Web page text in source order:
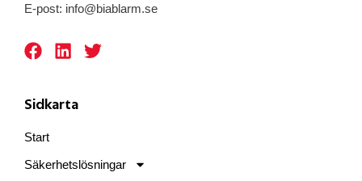
E-post: info@biablarm.se
Sidkarta
Start
Säkerhetslösningar